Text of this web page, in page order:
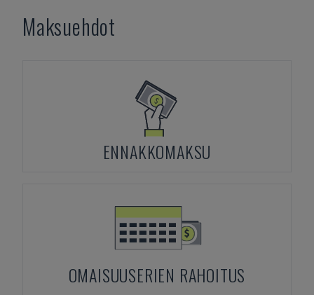
Maksuehdot
ENNAKKOMAKSU
OMAISUUSERIEN RAHOITUS